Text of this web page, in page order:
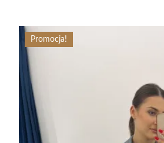
Promocja!